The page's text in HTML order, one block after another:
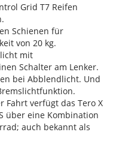
Grid T7 Reifen
Schienen für
von 20 kg.
mit
Schalter am Lenker.
bei Abblendlicht. Und
Fahrt verfügt das Tero X
über eine Kombination
auch bekannt als